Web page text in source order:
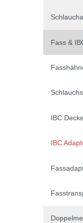
Fass &
IBC
IBC